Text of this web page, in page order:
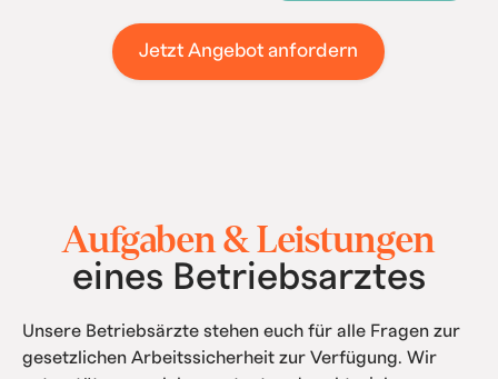
Jetzt Angebot anfordern
Aufgaben & Leistungen
eines Betriebsarztes
Unsere Betriebsärzte stehen euch für alle Fragen zur
gesetzlichen Arbeitssicherheit zur Verfügung. Wir